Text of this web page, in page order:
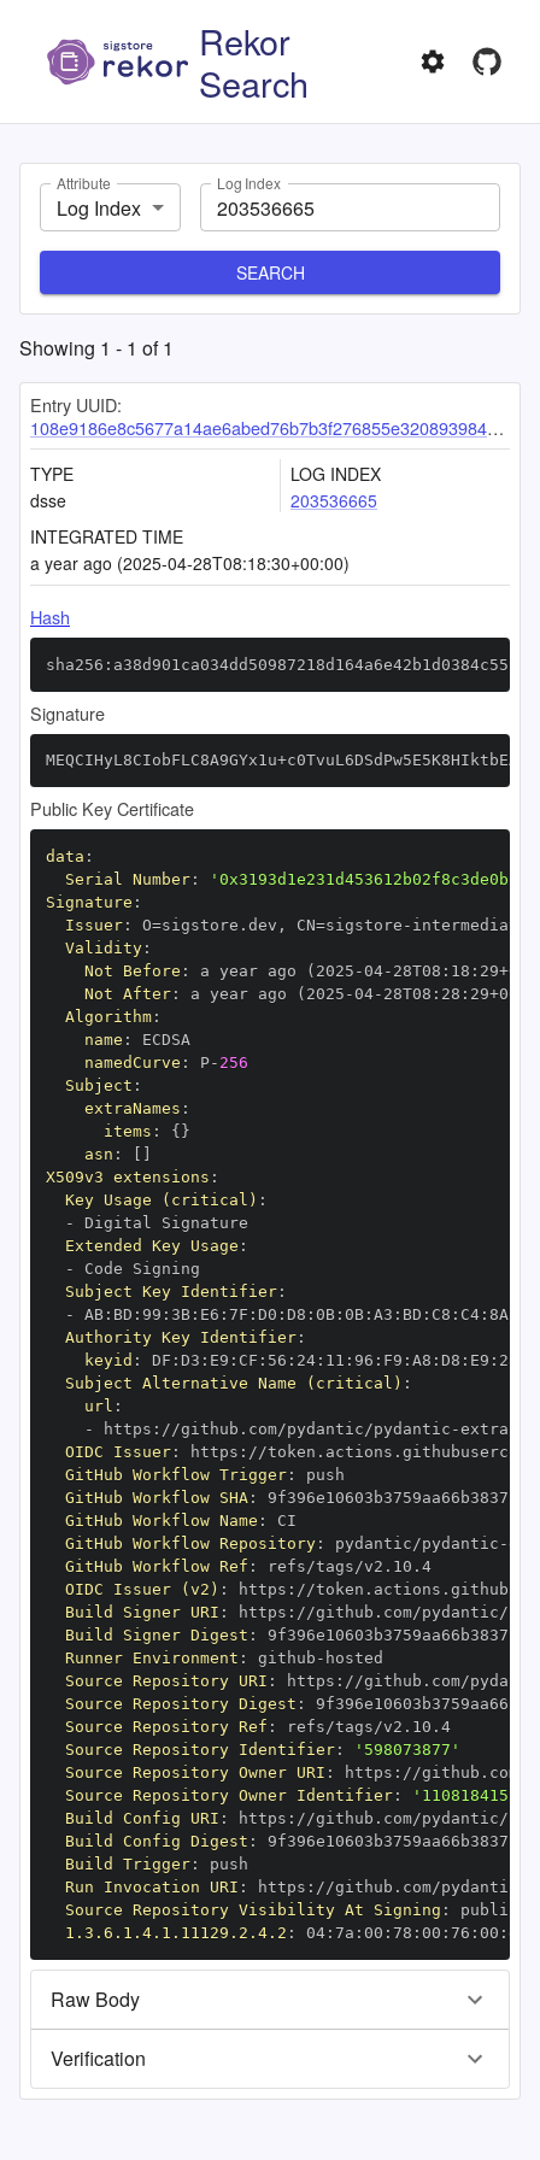
Rekor
Search
Attribute
Log Index
Log Index
SEARCH
Showing 1 - 1 of1
Entry UUID:
108e9186e8c5677a14ae6abed76b7b3f276855e320893984d84de2f2aabd056d8728145911207a71
TYPE
dsse
LOG INDEX
203536665
INTEGRATED TIME
a year ago (2025-04-28T08:18:30+00:00)
Hash
Signature
Public Key Certificate
data :
Serial Number:
Signature :
Issuer: O=sigstore.dev , CN=sigstore -
Validity:
Not Before : a year ago (2025 -04- 28T08 : 18 : 29+00
Not After: a year ago (2025 -04- 28T08 : 28 : 29+00
Algorithm:
name :
namedCurve : P- 256
Subject :
extraNames :
items : { }
asn :
X509v3 extensions :
Key Usage (critical) :
-
Extended Key Usage :
-
Subject Key Identifier:
-
AB: BD : 99 : 3B: E6 : 7F : D0 : D8 : 0B: 0B: A3 : BD : C8 : C4: 8A
Authority Key Identifier:
keyid : DF : D3 : E9 : CF : 56 : 24: 11 : 96 : F9 : A8 : D8 : E9 : 28
Subject Alternative Name (critical) :
url :
-
https : //github.com/pydantic/pydantic -extra
OIDC Issuer: https :
GitHub Workflow Trigger:
GitHub Workflow SHA:
GitHub Workflow Name :
GitHub Workflow Repository: pydantic/pydantic -
GitHub Workflow Ref :
refs/tags/v2.10.4
OIDC Issuer (v2) : https :
Build Signer URI : https : //github.com/pydantic/
Build Signer Digest :
Runner Environment : github -
Source Repository URI : https : //github.com/
Source Repository Digest :
Source Repository Ref :
refs/tags/v2.10.4
Source Repository Identifier:
'598073877'
Source Repository Owner URI : https :
Source Repository Owner Identifier:
'110818415'
Build Config URI : https : //github.com/pydantic/
Build Config Digest :
Build Trigger:
Run Invocation URI : https : //github.com/pydantic/
Source Repository Visibility At Signing :
1.3.6.1.4.1.11129.2.4.2 : 04: 7a : 00 : 78 : 00 : 76 : 00 : dd
Raw Body
Verification